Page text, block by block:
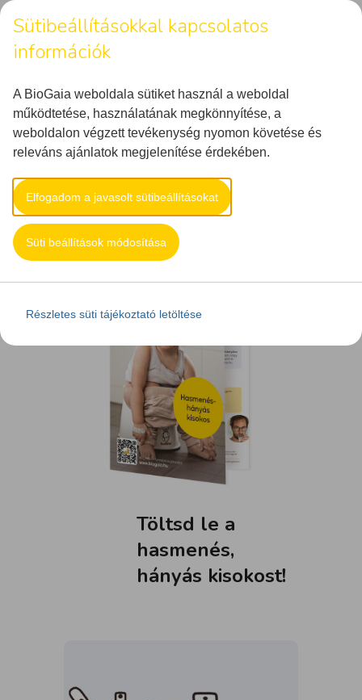
ARCHIVE FOR TAG:
NYARALÁS
Főoldal nyaralás
Töltsd le a
hasmenés,
hányás kisokost!
Sütibeállításokkal kapcsolatos
információk
A BioGaia weboldala sütiket használ a weboldal
működtetése, használatának megkönnyítése, a
weboldalon végzett tevékenység nyomon követése és
releváns ajánlatok megjelenítése érdekében.
Elfogadom a javasolt sütibeállításokat
Süti beállítások módosítása
Részletes süti tájékoztató letöltése